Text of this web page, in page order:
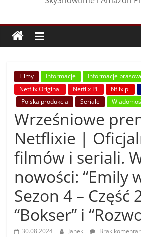
Filmy Informacje Informacje
Netflix Original
Netflix PL Nflix.pl
Polska produkcja
Seriale
Wrześniowe
Netflixie |
filmów i seriali.
nowości: “Emily
Sezon 4 – Część
“Bokser” i
30.08.2024 Janek Brak